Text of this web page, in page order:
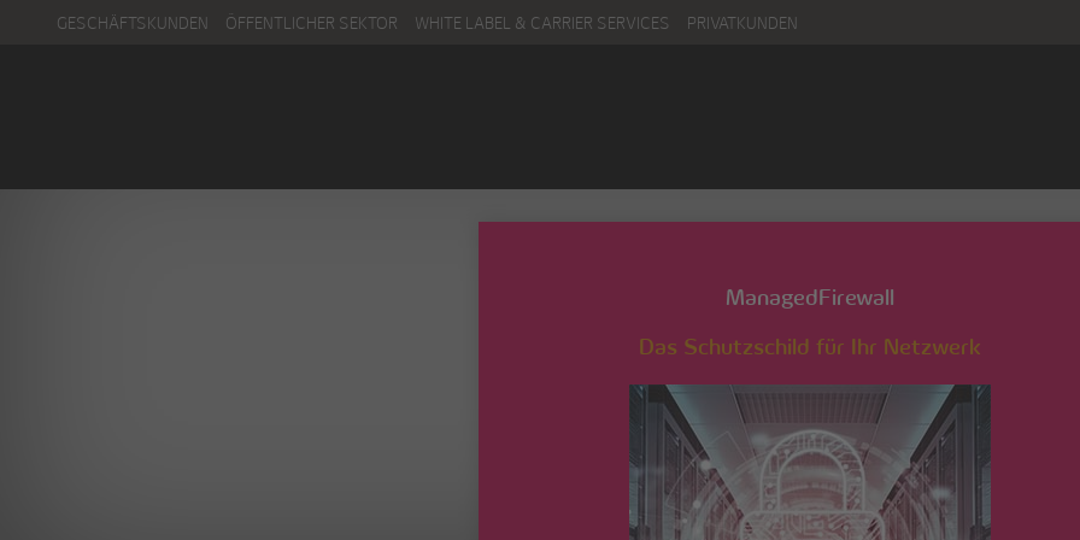
GESCHÄFTSKUNDEN ÖFFENTLICHER SEKTOR WHITE LABEL & CARRIER SERVICES PRIVATKUNDEN
ManagedFirewall
Das Schutzschild für Ihr Netzwerk